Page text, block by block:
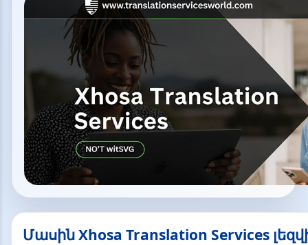
Մասին Xhosa Translation Services